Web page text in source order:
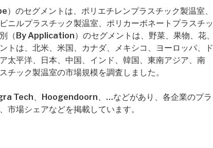
のセグメントは、ポリエチレンプラスチック製温室、
ニルプラスチック製温室、ポリカーボネートプラスチッ
（By Application）のセグメントは、野菜、果物、花、
トは、北米、米国、カナダ、メキシコ、ヨーロッパ、ド
太平洋、日本、中国、インド、韓国、東南アジア、南
ック製温室の市場規模を調査しました。
Tech、Hoogendoorn、…などがあり、各企業のプラ
市場シェアなどを掲載しています。